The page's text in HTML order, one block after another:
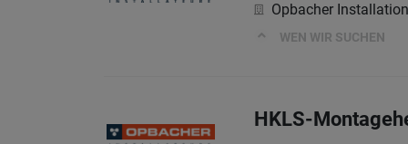
Opbacher
WEN WIR SUCHEN
HKLS-